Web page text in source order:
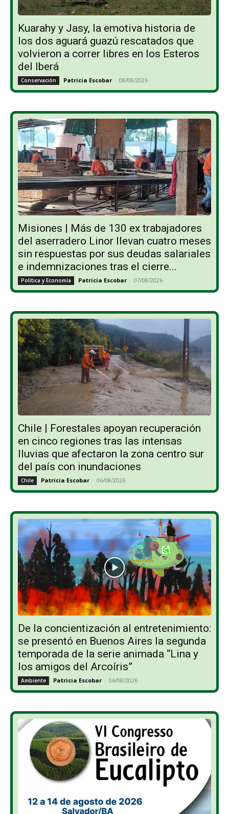
Kuarahy y Jasy, la emotiva historia de
los dos aguará guazú rescatados que
volvieron a correr libres en los Esteros
del Iberá
Conservación Patricia Escobar - 08/08/2026
Misiones | Más de 130 ex trabajadores
del aserradero Linor llevan cuatro meses
sin respuestas por sus deudas salariales
e indemnizaciones tras el cierre...
Política y Economía Patricia Escobar - 07/08/2026
Chile | Forestales apoyan recuperación
en cinco regiones tras las intensas
lluvias que afectaron la zona centro sur
del país con inundaciones
Chile Patricia Escobar - 06/08/2026
De la concientización al entretenimiento:
se presentó en Buenos Aires la segunda
temporada de la serie animada “Lina y
los amigos del Arcoíris”
Ambiente Patricia Escobar - 06/08/2026